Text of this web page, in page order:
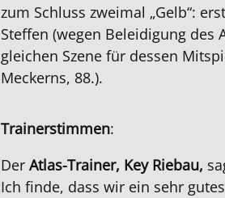
zum Schluss zweimal „Gelb“:
Steffen (wegen Beleidigung des
gleichen Szene für dessen
Meckerns, 88.).
Trainerstimmen:
Der Atlas-Trainer, Key Riebau,
Ich finde, dass wir ein sehr